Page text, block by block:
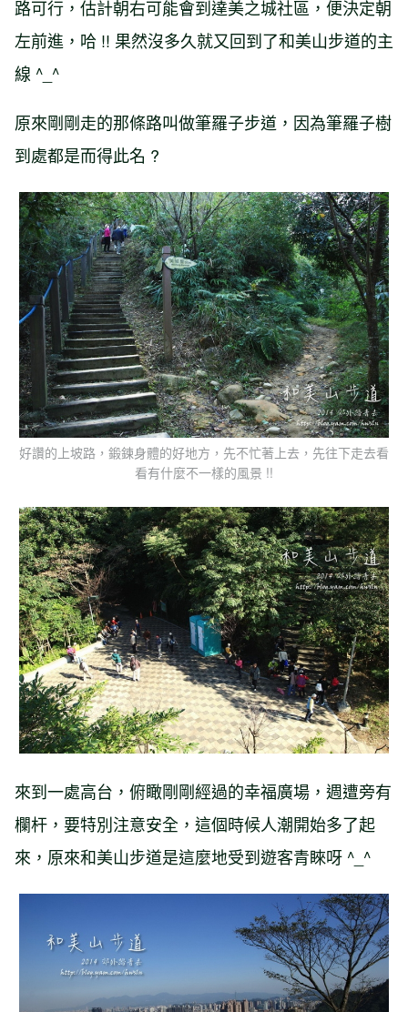
路可行，估計朝右可能會到達美之城社區，便決定朝
左前進，哈 !! 果然沒多久就又回到了和美山步道的主
線 ^_^
原來剛剛走的那條路叫做筆羅子步道，因為筆羅子樹
到處都是而得此名 ?
好讚的上坡路，鍛鍊身體的好地方，先不忙著上去，先往下走去看
看有什麼不一樣的風景 !!
來到一處高台，俯瞰剛剛經過的幸福廣場，週遭旁有
欄杆，要特別注意安全，這個時候人潮開始多了起
來，原來和美山步道是這麼地受到遊客青睞呀 ^_^